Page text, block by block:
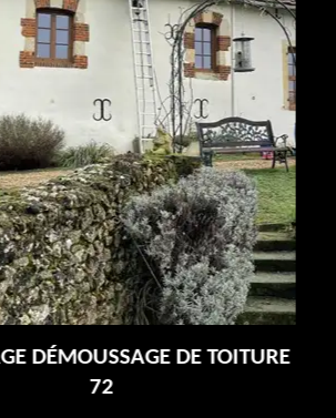
ET NETTOYAGE DE GOUTTIÈRES